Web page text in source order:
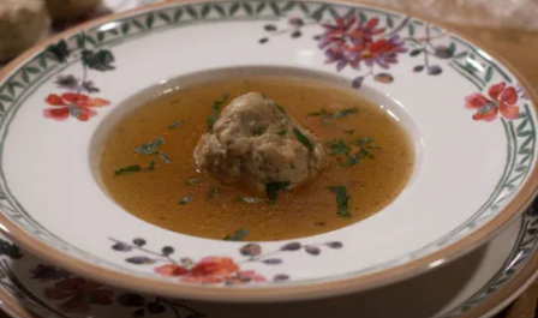
3
Gängen:
Rindssuppe
mit
Leberknödel